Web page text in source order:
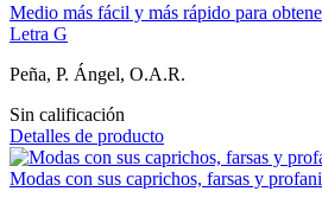
Medio más fácil y más rápido para
Letra G
Peña, P. Ángel, O.A.R.
Sin calificación
Detalles de producto
Modas con sus caprichos, farsas y